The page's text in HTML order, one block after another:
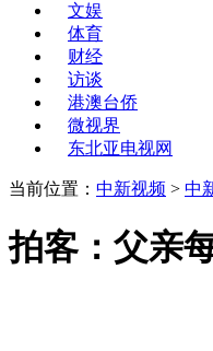
文娱
体育
财经
访谈
港澳台侨
微视界
东北亚电视网
当前位置： 中新视频 > 中
拍客：父亲